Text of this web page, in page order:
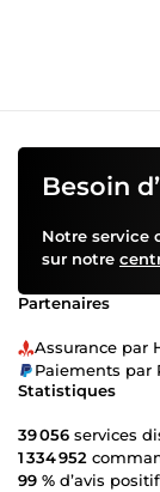
Besoin
Notre service
sur notre
Partenaires
Assurance par
Paiements par
Statistiques
39 056 services
1 334 952
99 % d’avis